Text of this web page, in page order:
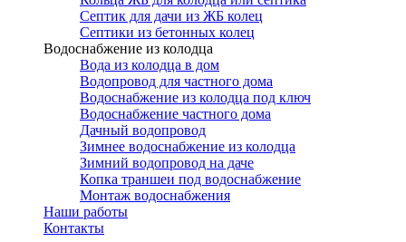
Септик для дачи из ЖБ колец
Септики из бетонных колец
Водоснабжение из колодца
Вода из колодца в дом
Водопровод для частного дома
Водоснабжение из колодца под ключ
Водоснабжение частного дома
Дачный водопровод
Зимнее водоснабжение из колодца
Зимний водопровод на даче
Копка траншеи под водоснабжение
Монтаж водоснабжения
Наши работы
Контакты